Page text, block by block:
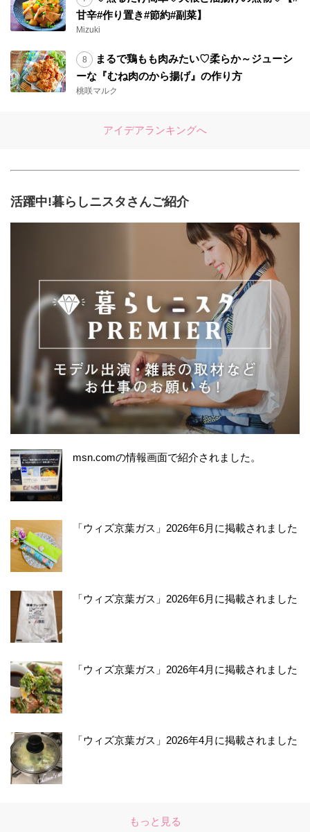
甘辛#作り置き#節約#副菜】
Mizuki
まるで鶏もも肉みたい♡柔らか～ジューシ
ーな『むね肉のから揚げ』の作り方
桃咲マルク
アイデアランキングへ
活躍中!暮らしニスタさんご紹介
msn.comの情報画面で紹介されました。
「ウィズ京葉ガス」2026年6月に掲載されました
「ウィズ京葉ガス」2026年6月に掲載されました
「ウィズ京葉ガス」2026年4月に掲載されました
「ウィズ京葉ガス」2026年4月に掲載されました
もっと見る